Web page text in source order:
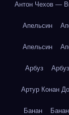
Антон Чехов —
Апельсин
Апельсин
Арбуз Арбуз
Артур Конан
Банан Банан